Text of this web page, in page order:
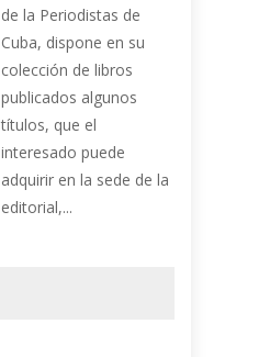
de la Periodistas de
Cuba, dispone en su
colección de libros
publicados algunos
títulos, que el
interesado puede
adquirir en la sede de la
editorial,...